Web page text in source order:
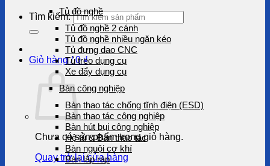
Tìm kiếm:
Giỏ hàng /0₫
Chưa có sản phẩm trong giỏ hàng.
Quay trở lại cửa hàng
Tủ đồ nghề
Tủ đồ nghề 2 cánh
Tủ đồ nghề nhiều ngăn kéo
Tủ đựng dao CNC
Tủ treo dụng cụ
Xe đẩy dụng cụ
Bàn công nghiệp
Bàn thao tác chống tĩnh điện (ESD)
Bàn thao tác công nghiệp
Bàn hút bụi công nghiệp
Hệ tủ & Bàn thao tác
Bàn nguội cơ khí
Bàn lắp ráp